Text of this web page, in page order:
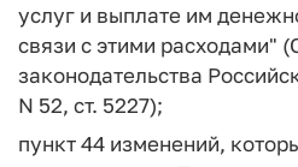
услуг и выплате им
связи с этими расходами"
законодательства
N 52, ст. 5227);
пункт 44 изменений,